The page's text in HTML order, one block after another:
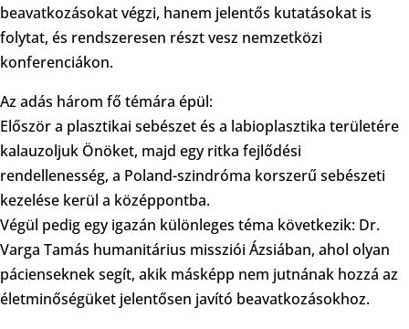
beavatkozásokat végzi, hanem jelentős kutatásokat is
folytat, és rendszeresen részt vesz nemzetközi
konferenciákon.
Az adás három fő témára épül:
Először a plasztikai sebészet és a labioplasztika területére
kalauzoljuk Önöket, majd egy ritka fejlődési
rendellenesség, a Poland-szindróma korszerű sebészeti
kezelése kerül a középpontba.
Végül pedig egy igazán különleges téma következik: Dr.
Varga Tamás humanitárius missziói Ázsiában, ahol olyan
pácienseknek segít, akik másképp nem jutnának hozzá az
életminőségüket jelentősen javító beavatkozásokhoz.